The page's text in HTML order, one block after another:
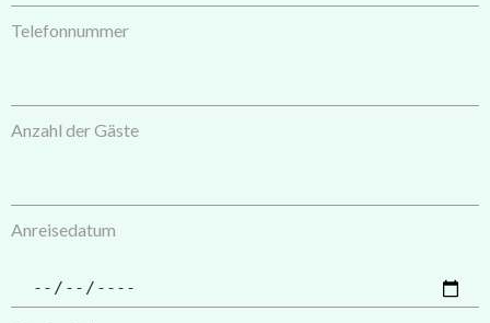
Telefonnummer
Anzahl der Gäste
Anreisedatum